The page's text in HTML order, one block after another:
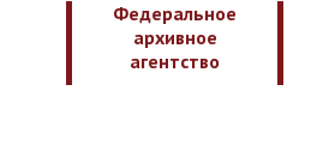
Федеральное
архивное
агентство